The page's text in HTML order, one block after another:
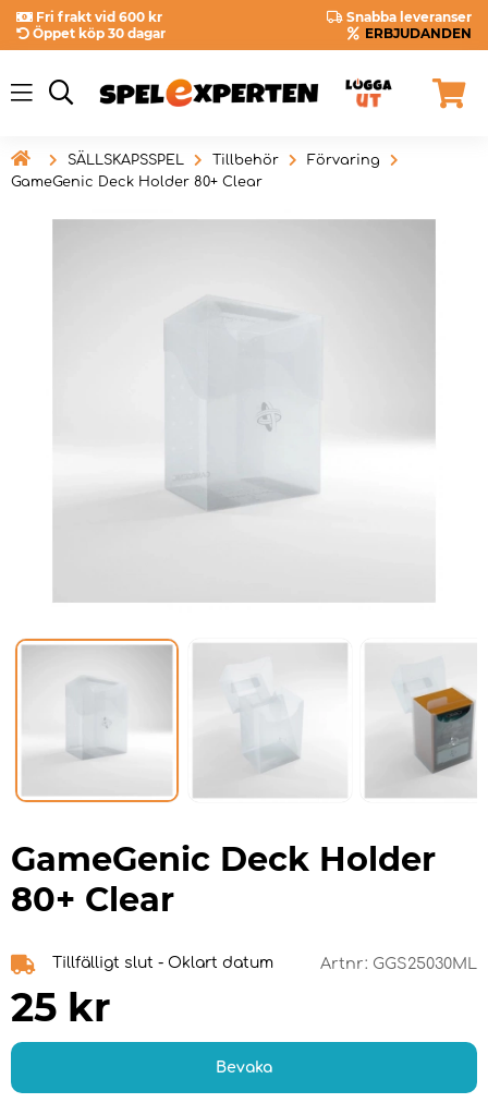
Fri frakt vid 600 kr
Snabba leveranser
Öppet köp 30 dagar
ERBJUDANDEN
 SÄLLSKAPSSPEL Tillbehör
Förvaring
GameGenic Deck Holder 80+ Clear
GameGenic Deck Holder
80+ Clear
Tillfälligt slut - Oklart datum Artnr: GGS25030ML
25 kr
Bevaka